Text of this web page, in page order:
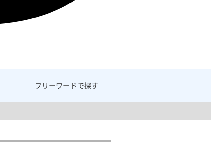
フリーワードで探す